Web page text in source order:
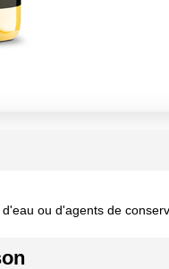
ou d'agents de